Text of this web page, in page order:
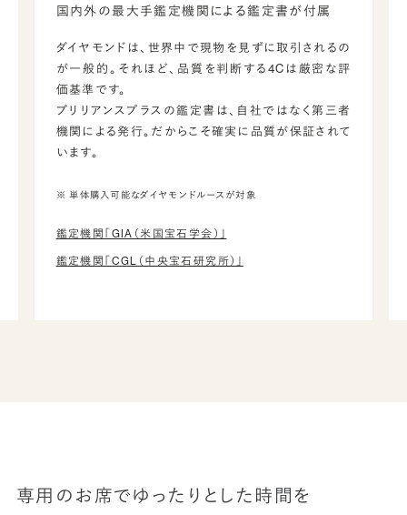
国内外の最大手鑑定機関による鑑定書が付属
ダイヤモンドは、世界中で現物を見ずに取引されるの
が一般的。それほど、品質を判断する4Cは厳密な評
価基準です。
ブリリアンスプラスの鑑定書は、自社ではなく第三者
機関による発行。だからこそ確実に品質が保証されて
います。
※ 単体購入可能なダイヤモンドルースが対象
鑑定機関「GIA（米国宝石学会）」
鑑定機関「CGL（中央宝石研究所）」
専用のお席でゆったりとした時間を